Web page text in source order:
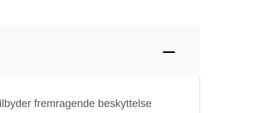
fremragende beskyttelse